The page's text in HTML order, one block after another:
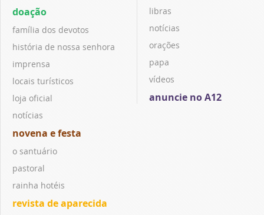
doação
família dos devotos
história de nossa senhora
imprensa
locais turísticos
loja oficial
notícias
novena e festa
o santuário
pastoral
rainha hotéis
revista de aparecida
libras
notícias
orações
papa
vídeos
anuncie no A12